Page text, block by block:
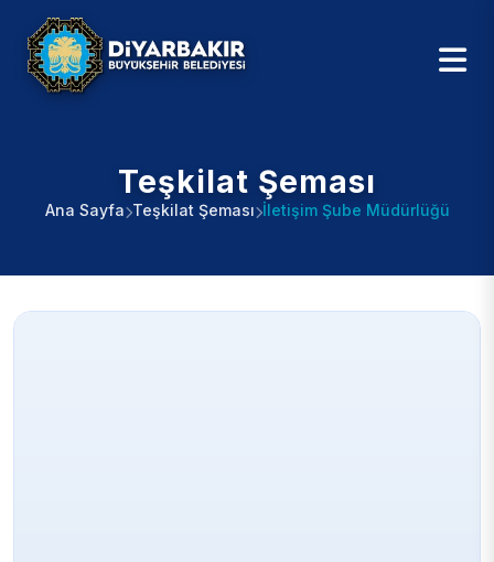
Teşkilat Şeması
Ana Sayfa Teşkilat Şeması İletişim Şube Müdürlüğü